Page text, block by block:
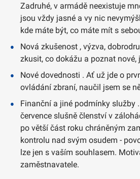
Zadruhé, v armádě neexistuje
jsou vždy jasné a vy nic
kde máte být, co máte mít s
Nová zkušenost , výzva,
zkusit, co dokážu a poznat nové,
Nové dovednosti . Ať už jde o
ovládání zbraní, naučil jsem se
Finanční a jiné podmínky služby
července slušně členství v
po větší část roku chráněným
kontrolu nad svým osudem -
lze jen s vaším souhlasem.
zaměstnavatele.